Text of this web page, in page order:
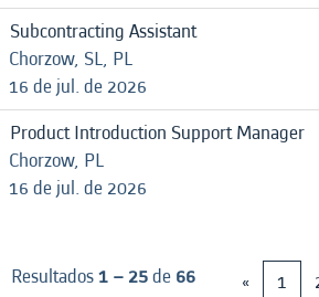
Subcontracting Assistant
Chorzow, SL, PL
16 de jul. de 2026
Product Introduction Support Manager
Chorzow, PL
16 de jul. de 2026
Resultados1 – 25de 66 « 1